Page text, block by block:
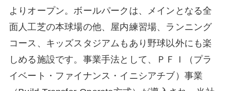
よりオープン。ボールパークは、メインとなる全
面人工芝の本球場の他、屋内練習場、ランニング
コース、キッズスタジアムもあり野球以外にも楽
しめる施設です。事業手法として、ＰＦＩ（プラ
イベート・ファイナンス・イニシアチブ）事業